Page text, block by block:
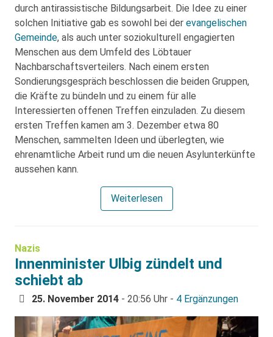
durch antirassistische Bildungsarbeit. Die Idee zu einer
solchen Initiative gab es sowohl bei der evangelischen
Gemeinde, als auch unter soziokulturell engagierten
Menschen aus dem Umfeld des Löbtauer
Nachbarschaftsverteilers. Nach einem ersten
Sondierungsgespräch beschlossen die beiden Gruppen,
die Kräfte zu bündeln und zu einem für alle
Interessierten offenen Treffen einzuladen. Zu diesem
ersten Treffen kamen am 3. Dezember etwa 80
Menschen, sammelten Ideen und überlegten, wie
ehrenamtliche Arbeit rund um die neuen Asylunterkünfte
aussehen kann.
Weiterlesen
Nazis
Innenminister Ulbig zündelt und
schiebt ab
25. November 2014 - 20:56 Uhr - 4 Ergänzungen